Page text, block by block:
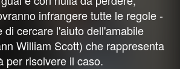
infrangere tutte le regole -
di cercare l'aiuto dell'amabile
William Scott) che rappresenta
per risolvere il caso.